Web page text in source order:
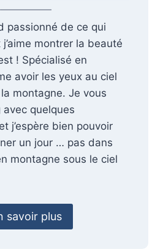
passionné de ce qui
montrer la beauté
! Spécialisé en
avoir les yeux au ciel
montagne. Je vous
quelques
j’espère bien pouvoir
un jour … pas dans
montagne sous le ciel
savoir plus